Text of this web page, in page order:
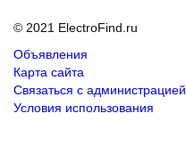
© 2021 ElectroFind.ru
Объявления
Карта сайта
Связаться с администрацией
Условия использования